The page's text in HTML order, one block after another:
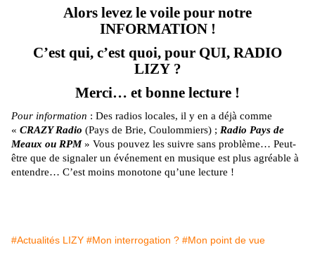
Alors levez le voile pour notre
INFORMATION !
C’est qui, c’est quoi, pour QUI, RADIO
LIZY ?
Merci… et bonne lecture !
Pour information : Des radios locales, il y en a déjà comme
« CRAZY Radio (Pays de Brie, Coulommiers) ; Radio Pays de
Meaux ou RPM» Vous pouvez les suivre sans problème… Peut-
être que de signaler un événement en musique est plus agréable à
entendre… C’est moins monotone qu’une lecture !
#Actualités LIZY #Mon interrogation ? #Mon point de vue